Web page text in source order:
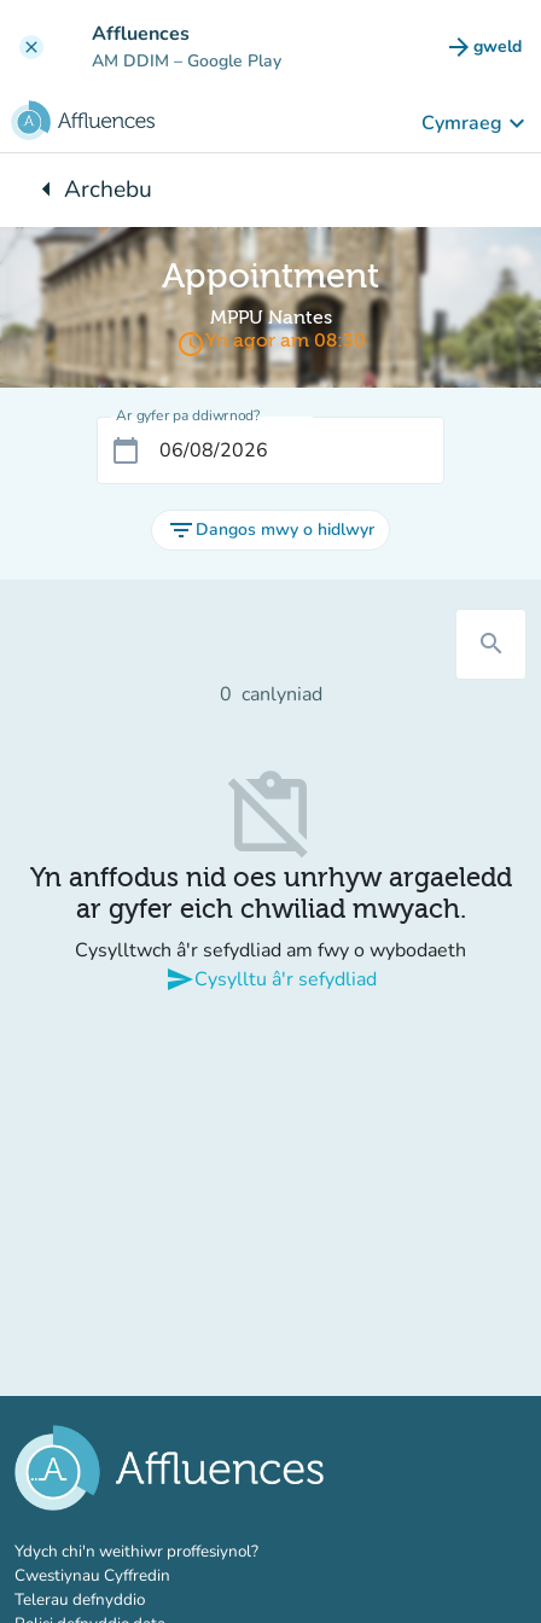
clear Affluences
AM DDIM – Google Play arrow_forward gweld
(tab
Cymraeg keyboard_arrow_down
arrow_leftYn ôl i:
Archebu
Appointment
MPPU Nantes
access_timeYn agor am 08:30
Ar gyfer pa ddiwrnod?
calendar_today
filter_list Dangos mwy o hidlwyr
search
0 canlyniad
content_paste_off
Yn anffodus nid oes unrhyw argaeledd
ar gyfer eich chwiliad mwyach.
Cysylltwch â'r sefydliad am fwy o wybodaeth
sendCysylltu â'r sefydliad
Ydych chi'n weithiwr proffesiynol?(tab newydd)
Cwestiynau Cyffredin
Telerau defnyddio